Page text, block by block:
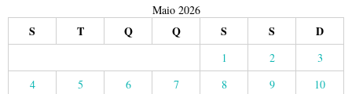
Maio 2026
S T Q Q S S D
1 2
3
4
5 6 7 8 9
10